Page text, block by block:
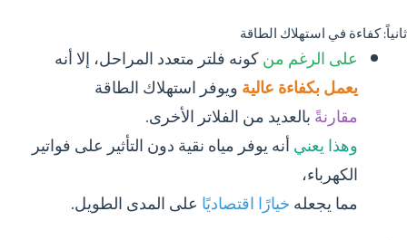
ثانياً: كفاءة في استهلاك الطاقة
على الرغم منكونه فلتر متعدد المراحل، إلا أنه
يعمل بكفاءة عاليةويوفر استهلاك الطاقة
مقارنةًبالعديد من الفلاتر الأخرى.
وهذا يعنيأنه يوفر مياه نقية دون التأثير على فواتير
الكهرباء،
مما يجعلهخيارًا اقتصاديًا على المدى الطويل.